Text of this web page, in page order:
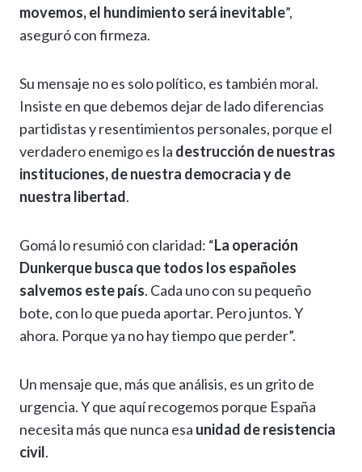
movemos, el hundimiento será inevitable”,
aseguró con firmeza.
Su mensaje no es solo político, es también moral.
Insiste en que debemos dejar de lado diferencias
partidistas y resentimientos personales, porque el
verdadero enemigo es la destrucción de nuestras
instituciones, de nuestra democracia y de
nuestra libertad.
Gomá lo resumió con claridad: “La operación
Dunkerque busca que todos los españoles
salvemos este país. Cada uno con su pequeño
bote, con lo que pueda aportar. Pero juntos. Y
ahora. Porque ya no hay tiempo que perder”.
Un mensaje que, más que análisis, es un grito de
urgencia. Y que aquí recogemos porque España
necesita más que nunca esa unidad de resistencia
civil.